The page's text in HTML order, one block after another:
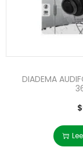
DIADEMA
$